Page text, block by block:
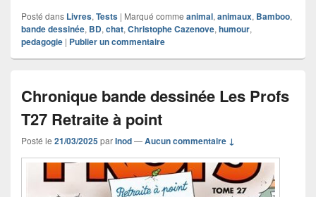
Posté dans Livres, Tests | Marqué comme animal, animaux, Bamboo,
bande dessinée, BD, chat, Christophe Cazenove, humour,
pedagogie | Publier un commentaire
Chronique bande dessinée Les Profs
T27 Retraite à point
Posté le 21/03/2025parInod—Aucun commentaire ↓